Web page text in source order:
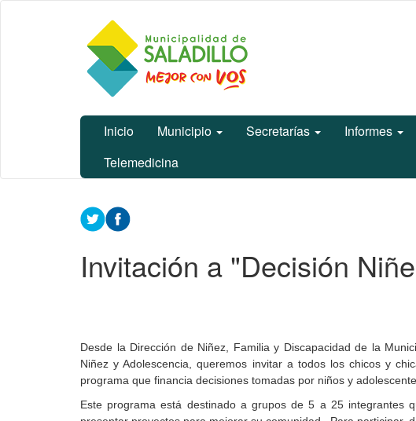
Municipalidad
de Saladillo
Inicio Municipio Secretarías Informes
Telemedicina
Contenido
principal
Invitación a "Decisión
Desde la Dirección de Niñez, Familia y Discapacidad de la
Niñez y Adolescencia, queremos invitar a todos los chicos y
programa que financia decisiones tomadas por niños y
Este programa está destinado a grupos de 5 a 25